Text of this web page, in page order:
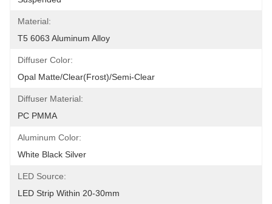
Material:
T5 6063 Aluminum Alloy
Diffuser Color:
Opal Matte/Clear(Frost)/Semi-Clear
Diffuser Material:
PC PMMA
Aluminum Color:
White Black Silver
LED Source:
LED Strip Within 20-30mm